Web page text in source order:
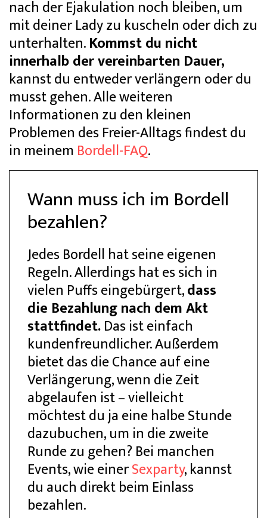
nach der Ejakulation noch bleiben, um
mit deiner Lady zu kuscheln oder dich zu
unterhalten.Kommst du nicht
innerhalb der vereinbarten Dauer,
kannst du entweder verlängern oder du
musst gehen. Alle weiteren
Informationen zu den kleinen
Problemen des Freier-Alltags findest du
in meinem Bordell-FAQ.
Wann muss ich im Bordell
bezahlen?
Jedes Bordell hat seine eigenen
Regeln. Allerdings hat es sich in
vielen Puffs eingebürgert,dass
die Bezahlung nach dem Akt
stattfindet.Das ist einfach
kundenfreundlicher. Außerdem
bietet das die Chance auf eine
Verlängerung, wenn die Zeit
abgelaufen ist – vielleicht
möchtest du ja eine halbe Stunde
dazubuchen, um in die zweite
Runde zu gehen? Bei manchen
Events, wie einerSexparty, kannst
du auch direkt beim Einlass
bezahlen.